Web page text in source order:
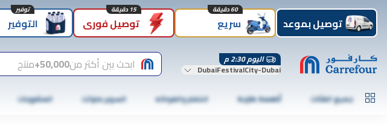
توصيل بموعد سريع
60 دقيقة
توصيل فوري
15 دقيقة
التوفير
توفير
اليوم 2:30 م
DubaiFestivalCity-Dubai ابحث بين أكثر من50,000+ منتج
جميع الفئات أطعمة طازجة الخضار والفواكه السوبر ماركت المشروبات